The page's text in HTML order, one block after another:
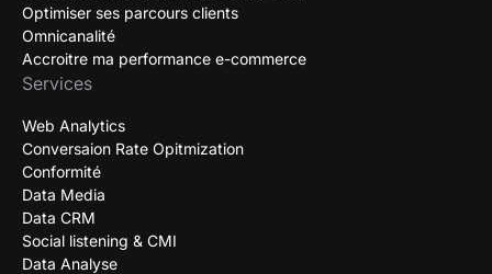
Optimiser ses parcours clients
Omnicanalité
Accroitre ma performance e-commerce
Services
Web Analytics
Conversaion Rate Opitmization
Conformité
Data Media
Data CRM
Social listening & CMI
Data Analyse